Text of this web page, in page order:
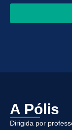
A Pólis
Dirigida por